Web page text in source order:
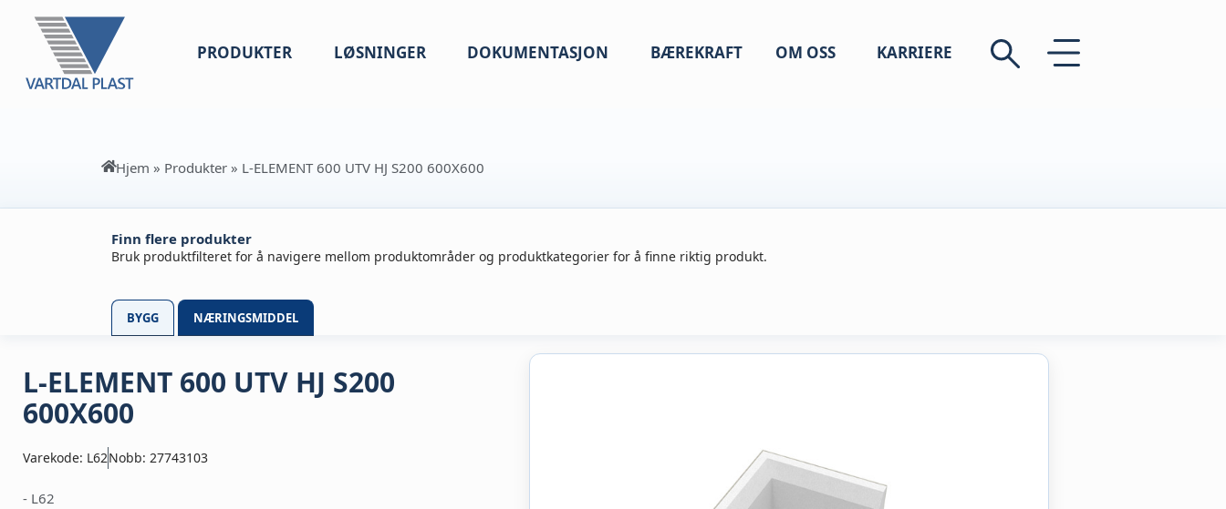
PRODUKTER LØSNINGER DOKUMENTASJON BÆREKRAFT OM OSS KARRIERE
Hjem » Produkter » L-ELEMENT 600 UTV HJ S200 600X600
Finn flere produkter
Bruk produktfilteret for å navigere mellom produktområder og produktkategorier for å finne riktig produkt.
BYGG NÆRINGSMIDDEL
L-ELEMENT 600 UTV HJ S200
600X600
Varekode: L62Nobb: 27743103
- L62